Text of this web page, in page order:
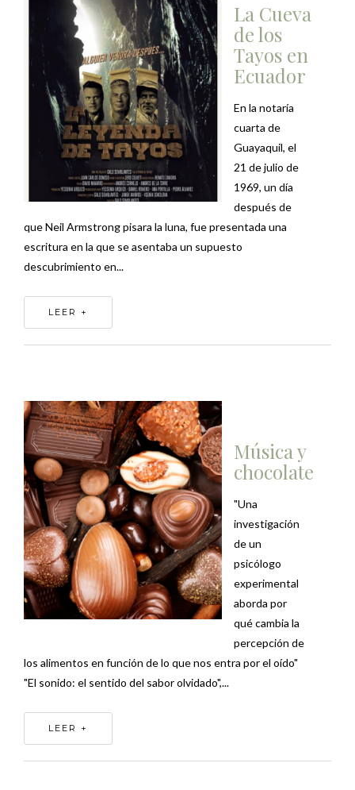
La Cueva
de los
Tayos en
Ecuador
En la notaría
cuarta de
Guayaquil, el
21 de julio de
1969, un día
después de
que Neil Armstrong pisara la luna, fue presentada una
escritura en la que se asentaba un supuesto
descubrimiento en...
LEER +
Música y
chocolate
"Una
investigación
de un
psicólogo
experimental
aborda por
qué cambia la
percepción de
los alimentos en función de lo que nos entra por el oído"
"El sonido: el sentido del sabor olvidado",...
LEER +